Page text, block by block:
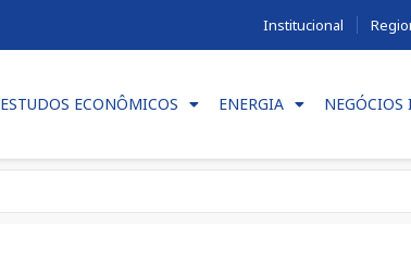
Institucional
ESTUDOS ECONÔMICOS ENERGIA NEGÓCIOS